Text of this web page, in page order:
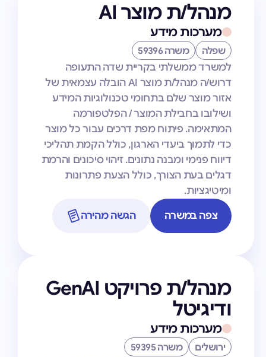
מנהל/ת מוצר AI
מערכות מידע
שפלה משרה 59396
למשרד ממשלתי בקריית שדה התעופה
דרוש/ה מנהל/ת מוצר AI הובלה עצמאית של
אזור מוצר שלם בתחומי טכנולוגיות המידע
ושילובו בחבילת המוצר / הפלטפורמה
המתאימה. פיתוח מפת דרכים עבור כל מוצר
כדי לתמוך ביעדי הארגון, כולל הקמת תהליכי
דיווח פנימי ומבנה נתונים. זיהוי סיכונים והרמת
דגלים בעת הצורך, כולל הצעת פתרונות
ומיטיגציות.
צפה במשרה
הגשה מהירה
מנהל/ת פרויקט GenAI
ודיגיטל
מערכות מידע
ירושלים משרה 59395